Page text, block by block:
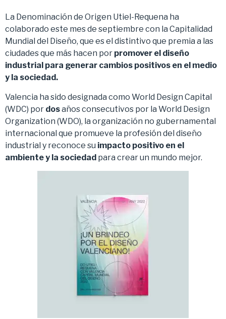
La Denominación de Origen Utiel-Requena ha
colaborado este mes de septiembre con la Capitalidad
Mundial del Diseño, que es el distintivo que premia a las
ciudades que más hacen por promover el diseño
industrial para generar cambios positivos en el medio
y la sociedad.
Valencia ha sido designada como World Design Capital
(WDC) por dosaños consecutivos por la World Design
Organization (WDO), la organización no gubernamental
internacional que promueve la profesión del diseño
industrial y reconoce su impacto positivo en el
ambiente y la sociedad para crear un mundo mejor.